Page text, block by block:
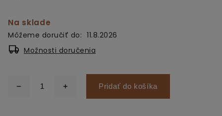
Na sklade
Môžeme doručiť do: 11.8.2026
Možnosti doručenia
Pridať do košíka